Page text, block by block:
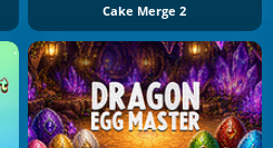
Cake Merge 2